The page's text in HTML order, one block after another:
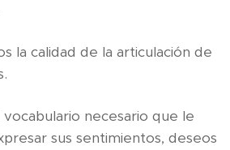
la calidad de la articulación de
necesario que le
sus sentimientos, deseos